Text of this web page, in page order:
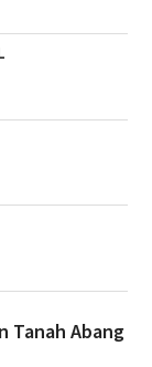
Tanah Abang